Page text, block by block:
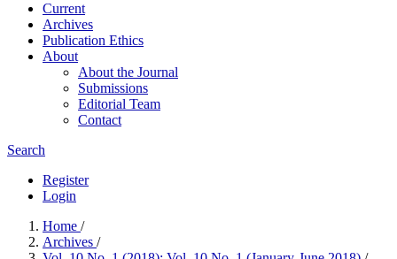
Current
Archives
Publication Ethics
About
About the Journal
Submissions
Editorial Team
Contact
Search
Register
Login
Home /
Archives /